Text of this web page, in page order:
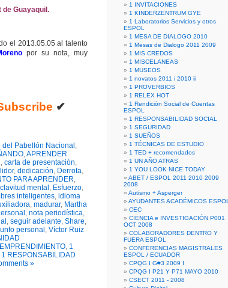
de Guayaquil.
el 2013.05.05 al talento
por su nota, muy
✔
Pabellón Nacional ,
,APRENDER
, carta de presentación,
, dedicación, Derrota,
PARA APRENDER,
mental , Esfuerzo,
inteligentes, idioma
, madurar, Martha
, nota periodística,
, seguir adelante, Share,
personal , Víctor Ruiz
, 1
1 RESPONSABILIDAD
»
1 INVITACIONES
1 KINDERZENTRUM GYE
1 Laboratorios Servicios y otros
ESPOL
1 MESA DE DIALOGO 2010
1 Mesas de Dialogo 2011 2009
1 MIS CREDOS
1 MISCELANEAS
1 MUSEOS
1 novatos 2011 i 2010 ii
1 PROVERBIOS
1 RELEX HOT
1 Rendición Social de Cuentas
ESPOL
1 RESPONSABILIDAD SOCIAL
1 SEGURIDAD
1 SUEÑOS
1 TÉCNICAS DE ESTUDIO
1 TED + recomendados
1 UN AÑO ATRAS
1 YOU LOOK NICE TODAY
ABET / ESPOL 2011 2010 2009
2008
Autismo + Asperger
AYUDANTES ACADÉMICOS ESPOL
CEC
CIENCIA e INVESTIGACIÓN P001
OCT 2008
COLABORADORES DENTRO Y
FUERA ESPOL
CONFERENCIAS MAGISTRALES
ESPOL / ECUADOR
CPQG I G#3 2009 I
CPQG I P21 Y P71 MAYO 2010
CSECT 2011 - 2008